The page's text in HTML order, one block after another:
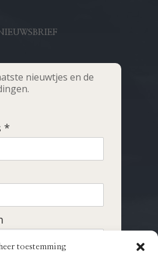
toestemming
nieuwtjes en de
*